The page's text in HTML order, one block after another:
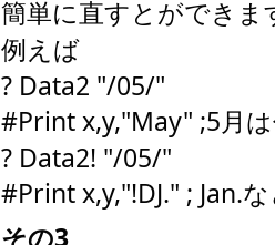
簡単に直すとができま
例えば
? Data2 "/05/"
#Print x,y,"May" ;5月
? Data2! "/05/"
#Print x,y,"!DJ." ; Jan.
その3